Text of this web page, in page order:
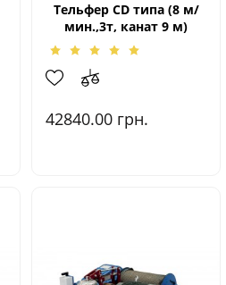
Тельфер CD типа (8 м/
мин.,3т, канат 9 м)
42840.00 грн.